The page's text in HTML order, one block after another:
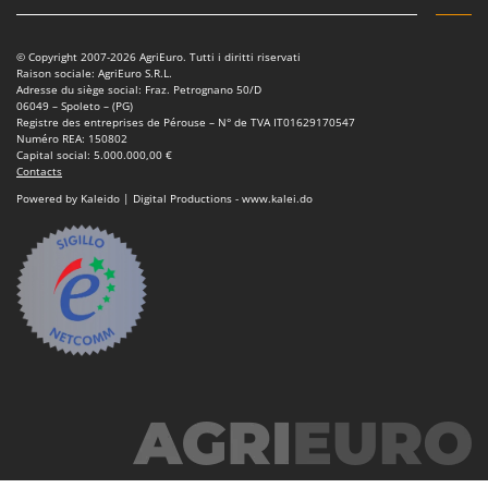
New O.M.R.A.
Ninja
Novatec
Novital
NuAir
NuovaFac
O
Officine Savioli
Oliviero
Olix
© Copyright 2007-2026 AgriEuro. Tutti i diritti riservati
Raison sociale: AgriEuro S.R.L.
Adresse du siège social: Fraz. Petrognano 50/D
06049 – Spoleto – (PG)
Registre des entreprises de Pérouse – N° de TVA IT01629170547
Numéro REA: 150802
Capital social: 5.000.000,00 €
Contacts
Powered by Kaleido | Digital Productions - www.kalei.do